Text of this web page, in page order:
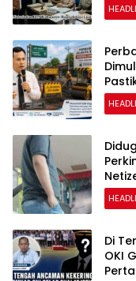
dan
Di
OKI